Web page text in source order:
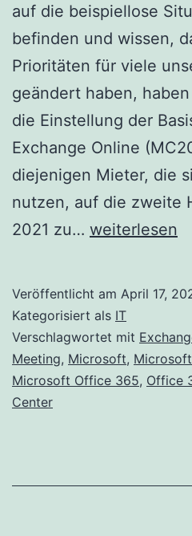
auf die beispiellose
befinden und wissen,
Prioritäten für viele
geändert haben,
die Einstellung der
Exchange Online
diejenigen Mieter, die
nutzen, auf die zweite
2021 zu…
Online
–
Update
April
weiterlesen
Veröffentlicht am April 17,
Kategorisiert als IT
Verschlagwortet mit
Meeting, Microsoft,
Microsoft Office 365, Office
Center